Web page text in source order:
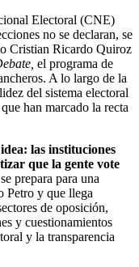
Electoral (CNE)
no se declaran, se
Cristian Ricardo Quiroz
el programa de
A lo largo de la
del sistema electoral
han marcado la recta
las instituciones
que la gente vote
prepara para una
Petro y que llega
de oposición,
y cuestionamientos
y la transparencia